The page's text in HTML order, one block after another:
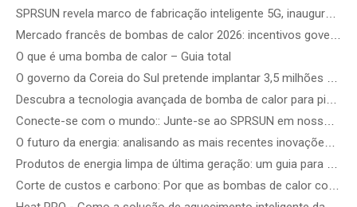
O que é uma bomba de calor – Guia total